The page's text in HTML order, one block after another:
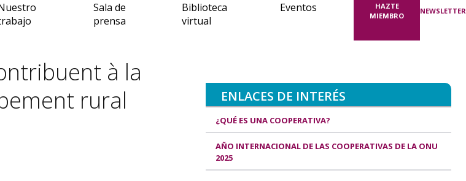
Sala de
prensa
Biblioteca
virtual
Eventos
HAZTE
MIEMBRO
NEWSLETTER
à la
rural
ENLACES DE INTERÉS
¿QUÉ ES UNA COOPERATIVA?
AÑO INTERNACIONAL DE LAS COOPERATIVAS DE LA ONU
2025